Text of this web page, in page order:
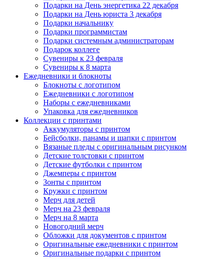
Подарки на День энергетика 22 декабря
Подарки на День юриста 3 декабря
Подарки начальнику
Подарки программистам
Подарки системным администраторам
Подарок коллеге
Сувениры к 23 февраля
Сувениры к 8 марта
Ежедневники и блокноты
Блокноты с логотипом
Ежедневники с логотипом
Наборы с ежедневниками
Упаковка для ежедневников
Коллекции с принтами
Аккумуляторы с принтом
Бейсболки, панамы и шапки с принтом
Вязаные пледы с оригинальным рисунком
Детские толстовки с принтом
Детские футболки с принтом
Джемперы с принтом
Зонты с принтом
Кружки с принтом
Мерч для детей
Мерч на 23 февраля
Мерч на 8 марта
Новогодний мерч
Обложки для документов с принтом
Оригинальные ежедневники с принтом
Оригинальные подарки с принтом